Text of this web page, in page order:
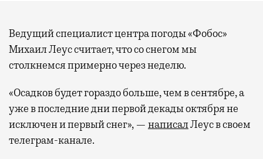
Ведущий специалист центра погоды «Фобос»
Михаил Леус считает, что со снегом мы
столкнемся примерно через неделю.
«Осадков будет гораздо больше, чем в сентябре, а
уже в последние дни первой декады октября не
исключен и первый снег», — написалЛеус в своем
телеграм-канале.